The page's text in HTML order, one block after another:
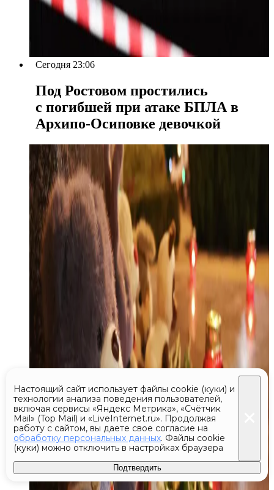
Сегодня 23:06
Под Ростовом простились
с погибшей при атаке БПЛА в
Архипо-Осиповке девочкой
Настоящий сайт использует файлы cookie (куки) и
технологии анализа поведения пользователей,
включая сервисы «Яндекс Метрика», «Счётчик
Mail» (Top Mail) и «LiveInternet.ru». Продолжая
работу с сайтом, вы даете свое согласие на
обработку персональных данных. Файлы cookie
(куки) можно отключить в настройках браузера
Подтвердить